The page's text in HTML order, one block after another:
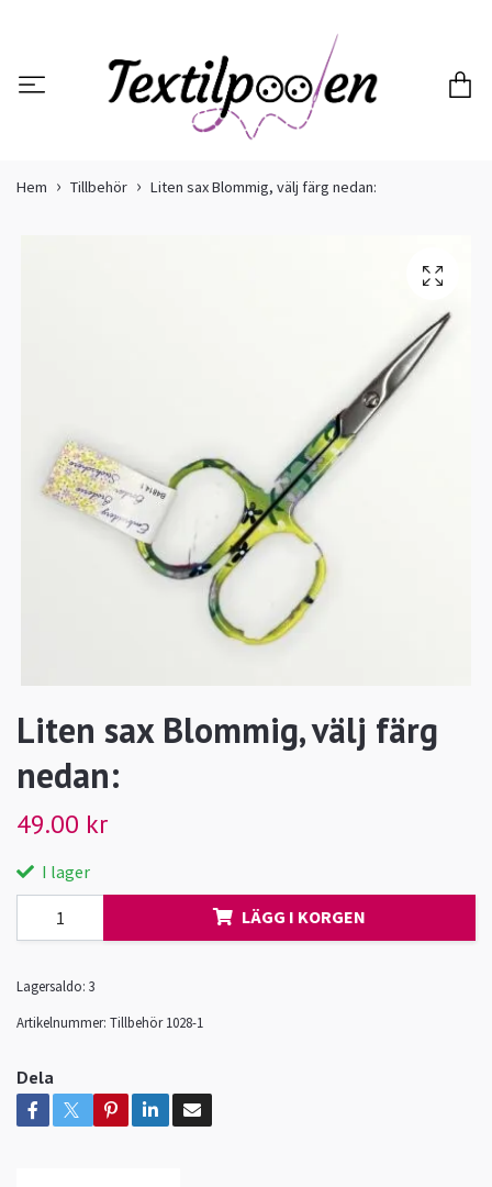
Hem Tillbehör Liten sax Blommig, välj färg nedan:
Liten sax Blommig, välj färg
nedan:
49.00 kr
I lager
LÄGG I KORGEN
Lagersaldo: 3
Artikelnummer: Tillbehör 1028-1
Dela